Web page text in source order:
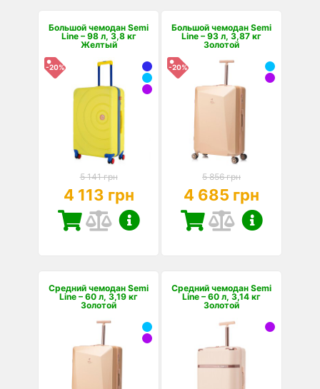
Большой чемодан Semi
Line – 98 л, 3,8 кг
Желтый
-20%
5 141 грн
4 113 грн
Большой чемодан Semi
Line – 93 л, 3,87 кг
Золотой
-20%
5 856 грн
4 685 грн
Средний чемодан Semi
Line – 60 л, 3,19 кг
Золотой
Средний чемодан Semi
Line – 60 л, 3,14 кг
Золотой